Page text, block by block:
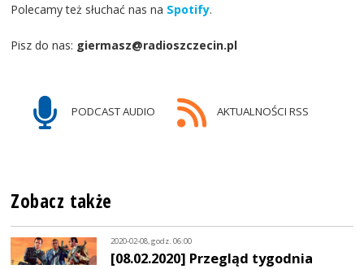
Polecamy też słuchać nas na Spotify.
Pisz do nas: giermasz@radioszczecin.pl
PODCAST AUDIO AKTUALNOŚCI RSS
Zobacz także
2020-02-08, godz. 06:00
[08.02.2020] Przegląd tygodnia